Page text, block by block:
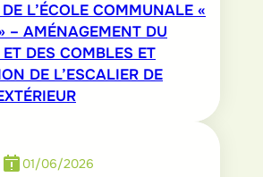
L’ÉCOLE COMMUNALE «
– AMÉNAGEMENT DU
DES COMBLES ET
DE L’ESCALIER DE
01/06/2026